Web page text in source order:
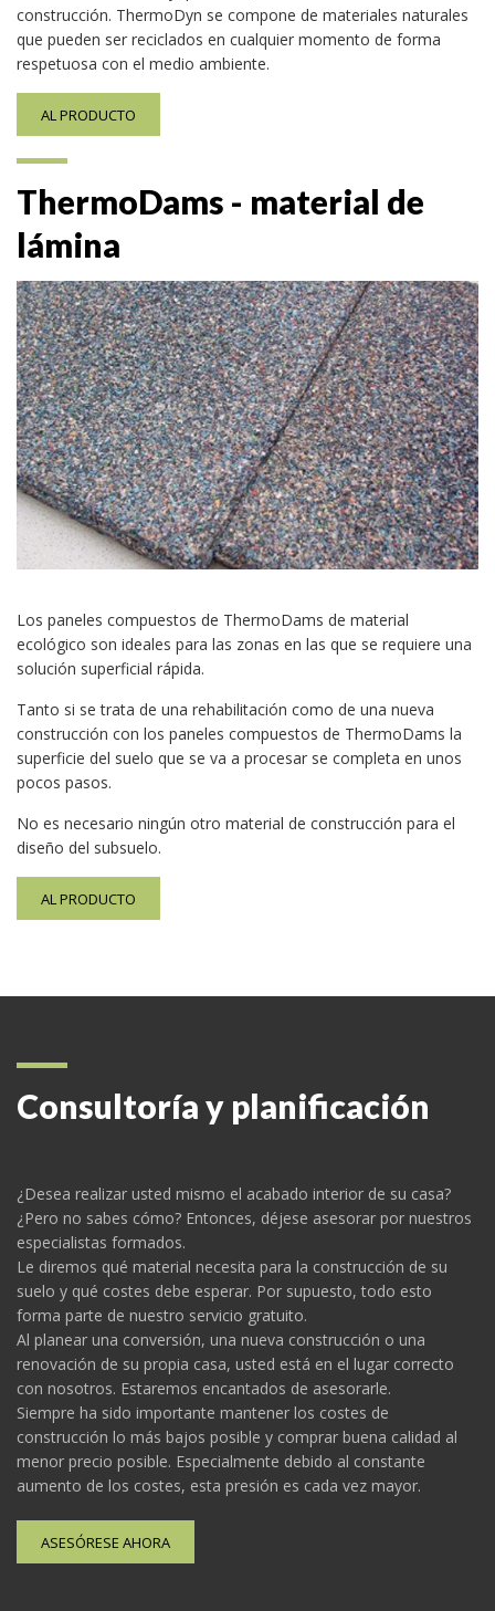
construcción. ThermoDyn se compone de materiales naturales
que pueden ser reciclados en cualquier momento de forma
respetuosa con el medio ambiente.
AL PRODUCTO
ThermoDams - material de
lámina
Los paneles compuestos de ThermoDams de material
ecológico son ideales para las zonas en las que se requiere una
solución superficial rápida.
Tanto si se trata de una rehabilitación como de una nueva
construcción con los paneles compuestos de ThermoDams la
superficie del suelo que se va a procesar se completa en unos
pocos pasos.
No es necesario ningún otro material de construcción para el
diseño del subsuelo.
AL PRODUCTO
Consultoría y planificación
¿Desea realizar usted mismo el acabado interior de su casa?
¿Pero no sabes cómo? Entonces, déjese asesorar por nuestros
especialistas formados.
Le diremos qué material necesita para la construcción de su
suelo y qué costes debe esperar. Por supuesto, todo esto
forma parte de nuestro servicio gratuito.
Al planear una conversión, una nueva construcción o una
renovación de su propia casa, usted está en el lugar correcto
con nosotros. Estaremos encantados de asesorarle.
Siempre ha sido importante mantener los costes de
construcción lo más bajos posible y comprar buena calidad al
menor precio posible. Especialmente debido al constante
aumento de los costes, esta presión es cada vez mayor.
ASESÓRESE AHORA